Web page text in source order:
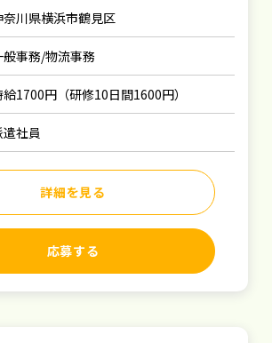
奈川県横浜市鶴見区
般事務/物流事務
給1700円（研修10日間1600円）
遣社員
詳細を見る
応募する